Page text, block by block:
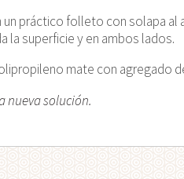
práctico folleto con solapa al
la superficie y en ambos lados.
mate con agregado
nueva solución.